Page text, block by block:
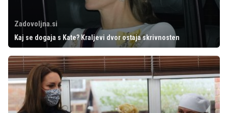
Zadovoljna.si
Kaj se dogaja s Kate? Kraljevi dvor ostaja skrivnosten